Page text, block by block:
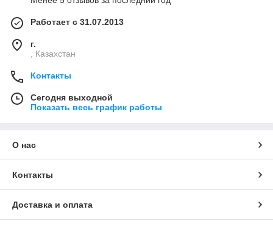
Работает с 31.07.2013
г.
, Казахстан
Контакты
Сегодня выходной
Показать весь график работы
О нас
Контакты
Доставка и оплата